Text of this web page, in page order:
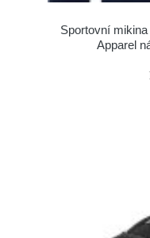
Sportovní
Apparel